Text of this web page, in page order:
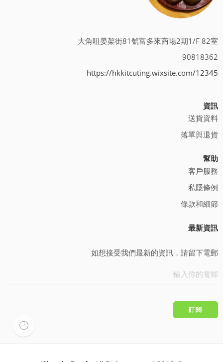
大角咀晏架街81號富多來商場2期1/F 82室
90818362
https://hkkitcuting.wixsite.com/12345
資訊
送貨資料
落單與退貨
幫助
客戶服務
私隱條例
條款和細節
最新資訊
如想接受我們最新的資訊，請留下電郵